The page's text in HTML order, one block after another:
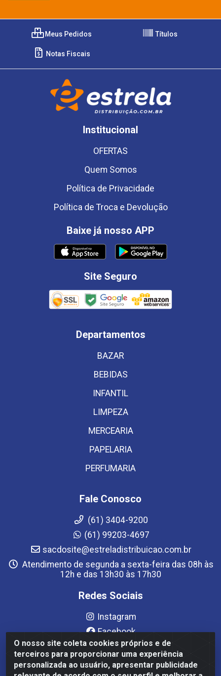
O nosso site coleta cookies próprios e de
terceiros para proporcionar uma experiência
personalizada ao usuário, apresentar publicidade
Meus Pedidos Títulos
Notas Fiscais
Institucional
OFERTAS
Quem Somos
Política de Privacidade
Política de Troca e Devolução
Baixe já nosso APP
Site Seguro
Departamentos
BAZAR
BEBIDAS
INFANTIL
LIMPEZA
MERCEARIA
PAPELARIA
PERFUMARIA
Fale Conosco
(61) 3404-9200
(61) 99203-4697
sacdosite@estreladistribuicao.com.br
Atendimento de segunda a sexta-feira das 08h às
12h e das 13h30 às 17h30
Redes Sociais
Instagram
Facebook
YouTube
Linkedin